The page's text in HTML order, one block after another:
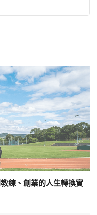
練、創業的人生轉換實